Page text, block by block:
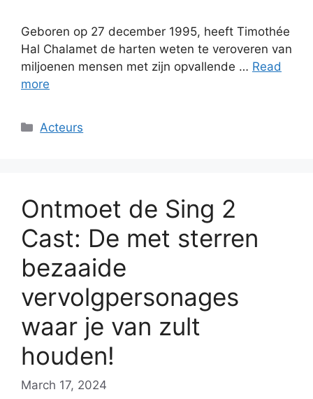
Geboren op 27 december 1995, heeft Timothée
Hal Chalamet de harten weten te veroveren van
miljoenen mensen met zijn opvallende … Read
more
Categories
Acteurs
Ontmoet de Sing 2
Cast: De met sterren
bezaaide
vervolgpersonages
waar je van zult
houden!
March 17, 2024